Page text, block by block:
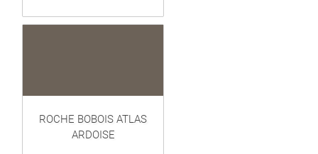
ROCHE BOBOIS ATLAS
ARDOISE